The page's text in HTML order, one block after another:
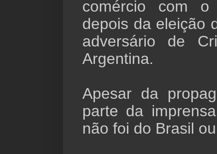
comércio com o
depois da eleição
adversário de
Argentina.
Apesar da
parte da
não foi do Brasil